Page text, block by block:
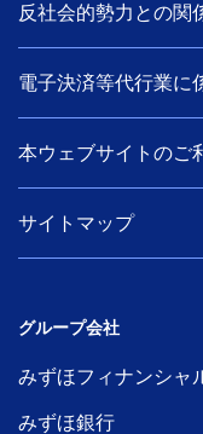
反社会的勢力との関
電子決済等代行業に
本ウェブサイトのご
サイトマップ
グループ会社
みずほフィナンシャ
みずほ銀行